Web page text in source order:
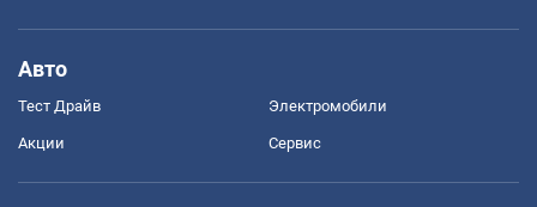
Авто
Тест Драйв Электромобили
Акции Сервис